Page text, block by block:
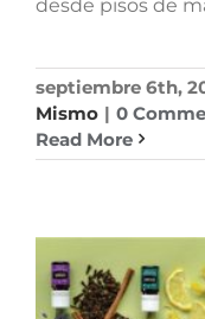
desde pisos de
septiembre 6th,
Mismo | 0
Read More